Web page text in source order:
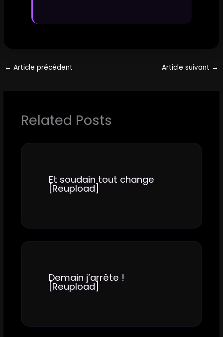
← Article précédent Article suivant →
Related Posts
Et soudain tout change
[Reupload]
Demain j’arrête !
[Reupload]